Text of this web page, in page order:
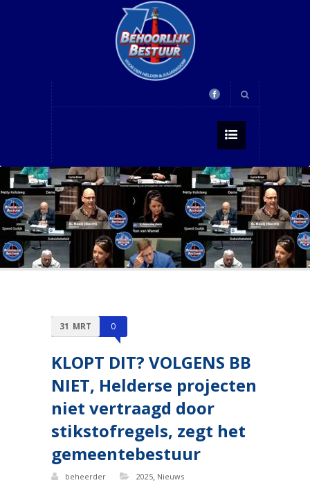
31 MRT 0
KLOPT DIT? VOLGENS BB
NIET, Helderse projecten
niet vertraagd door
stikstofregels, zegt het
gemeentebestuur
beheerder 2025, Nieuws